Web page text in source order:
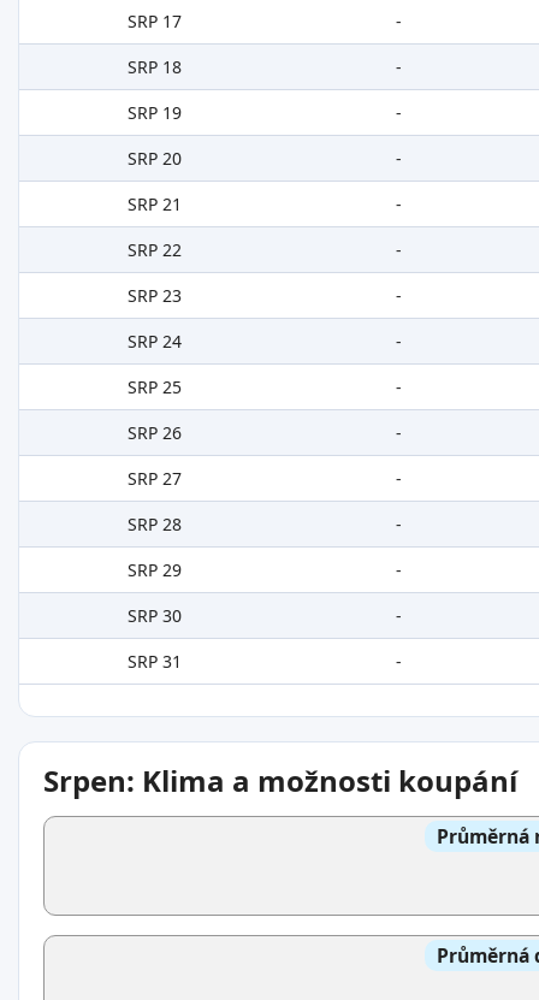
SRP 17
-
SRP 18
-
SRP 19
-
SRP 20
-
SRP 21
-
SRP 22
-
SRP 23
-
SRP 24
-
SRP 25
-
SRP 26
-
SRP 27
-
SRP 28
-
SRP 29
-
SRP 30
-
SRP 31
-
Srpen: Klima a možnosti koupání
Průměrná
Průměrná